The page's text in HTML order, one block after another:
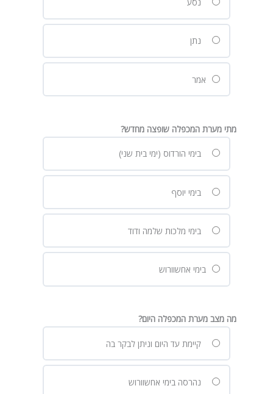
נתן
אמר
מתי מערת המכפלה שופצה מחדש?
בימי הורדוס (ימי בית שני)
בימי יוסף
בימי מלכות שלמה ודוד
בימי אחשוורוש
מה מצב מערת המכפלה היום?
קיימת עד היום וניתן לבקר בה
נהרסה בימי אחשוורוש